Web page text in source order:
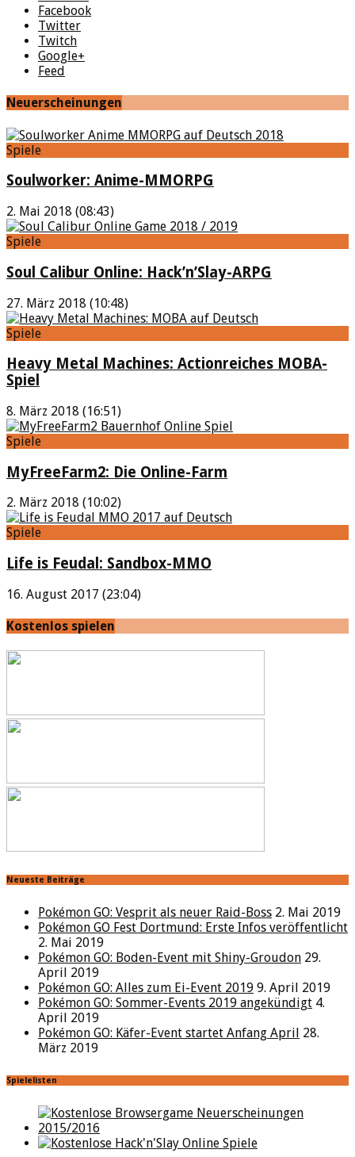
Facebook
Twitter
Twitch
Google+
Feed
Neuerscheinungen
Spiele
Soulworker: Anime-MMORPG
2. Mai 2018 (08:43)
Spiele
Soul Calibur Online: Hack’n’Slay-ARPG
27. März 2018 (10:48)
Spiele
Heavy Metal Machines: Actionreiches MOBA-
Spiel
8. März 2018 (16:51)
Spiele
MyFreeFarm2: Die Online-Farm
2. März 2018 (10:02)
Spiele
Life is Feudal: Sandbox-MMO
16. August 2017 (23:04)
Kostenlos spielen
Neueste Beiträge
Pokémon GO: Vesprit als neuer Raid-Boss 2. Mai 2019
Pokémon GO Fest Dortmund: Erste Infos veröffentlicht
2. Mai 2019
Pokémon GO: Boden-Event mit Shiny-Groudon 29.
April 2019
Pokémon GO: Alles zum Ei-Event 2019 9. April 2019
Pokémon GO: Sommer-Events 2019 angekündigt 4.
April 2019
Pokémon GO: Käfer-Event startet Anfang April 28.
März 2019
Spielelisten